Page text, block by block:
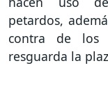
petardos,
contra de los
resguarda la